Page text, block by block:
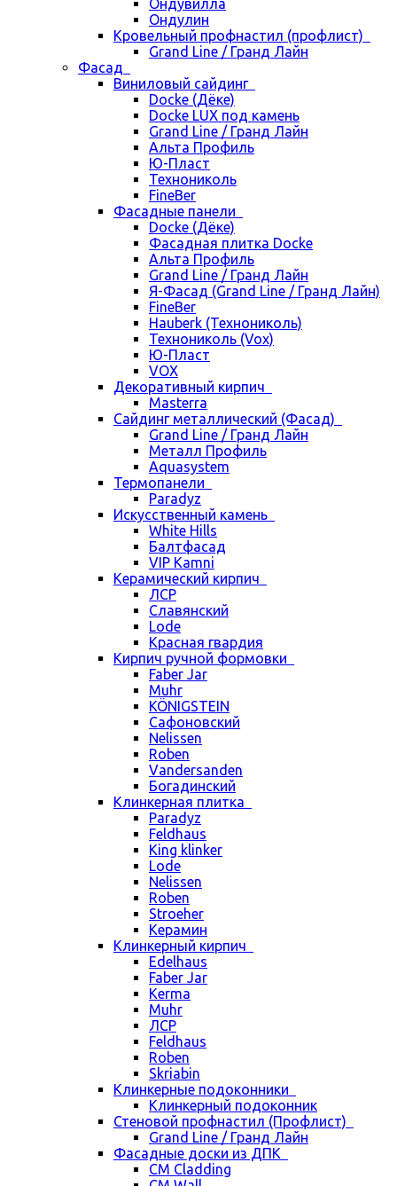
Ондувилла
Ондулин
Кровельный профнастил (профлист)
Grand Line / Гранд Лайн
Фасад
Виниловый сайдинг
Docke (Дёке)
Docke LUX под камень
Grand Line / Гранд Лайн
Альта Профиль
Ю-Пласт
Технониколь
FineBer
Фасадные панели
Docke (Дёке)
Фасадная плитка Docke
Альта Профиль
Grand Line / Гранд Лайн
Я-Фасад (Grand Line / Гранд Лайн)
FineBer
Hauberk (Технониколь)
Технониколь (Vox)
Ю-Пласт
VOX
Декоративный кирпич
Masterra
Сайдинг металлический (Фасад)
Grand Line / Гранд Лайн
Металл Профиль
Aquasystem
Термопанели
Paradyz
Искусственный камень
White Hills
Балтфасад
VIP Kamni
Керамический кирпич
ЛСР
Славянский
Lode
Красная гвардия
Кирпич ручной формовки
Faber Jar
Muhr
KÖNIGSTEIN
Сафоновский
Nelissen
Roben
Vandersanden
Богадинский
Клинкерная плитка
Paradyz
Feldhaus
King klinker
Lode
Nelissen
Roben
Stroeher
Керамин
Клинкерный кирпич
Edelhaus
Faber Jar
Kerma
Muhr
ЛСР
Feldhaus
Roben
Skriabin
Клинкерные подоконники
Клинкерный подоконник
Стеновой профнастил (Профлист)
Grand Line / Гранд Лайн
Фасадные доски из ДПК
CM Cladding